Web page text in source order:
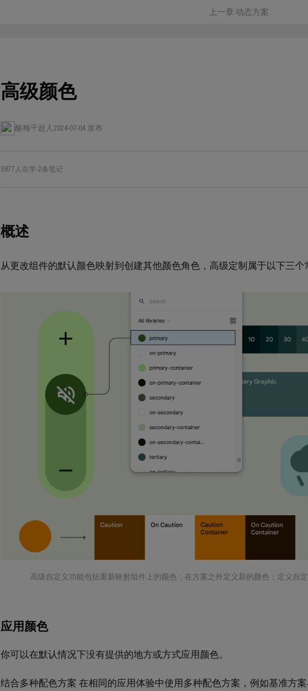
上一章 动态方案
高级颜色
酸梅干超人 2024-07-04 发布
3877人在学·2条笔记
概述
从更改组件的默认颜色映射到创建其他颜色角色，高级定制属于以下三个
高级自定义功能包括重新映射组件上的颜色；在方案之外定义新的颜色；定义自
应用颜色
你可以在默认情况下没有提供的地方或方式应用颜色。
结合多种配色方案 在相同的应用体验中使用多种配色方案，例如基准方案